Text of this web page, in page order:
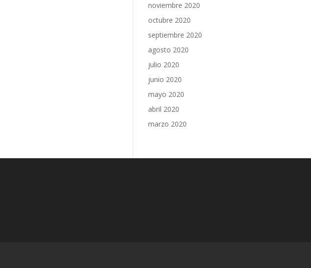
noviembre 2020
octubre 2020
septiembre 2020
agosto 2020
julio 2020
junio 2020
mayo 2020
abril 2020
marzo 2020